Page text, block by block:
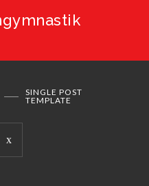
SINGLE POST
TEMPLATE